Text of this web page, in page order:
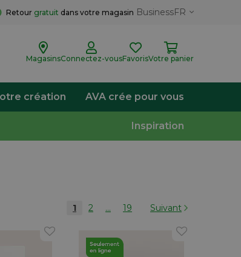
Retour gratuit dans votre magasin BusinessFR
MagasinsConnectez-vousFavorisVotre panier
création AVA crée pour vous
Inspiration
1 2 ... 19 Suivant